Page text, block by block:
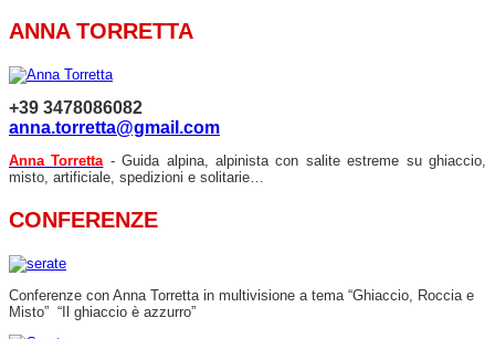
ANNA TORRETTA
+39 3478086082
anna.torretta@gmail.com
Anna Torretta - Guida alpina, alpinista con salite estreme su ghiaccio,
misto, artificiale, spedizioni e solitarie…
CONFERENZE
Conferenze con Anna Torretta in multivisione a tema “Ghiaccio, Roccia e
Misto” “Il ghiaccio è azzurro”